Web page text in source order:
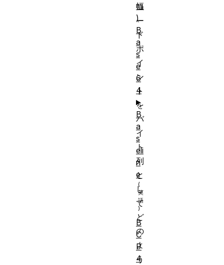
コ
ー
ド
ポ
イ
ン
ト
を
バ
イ
ト
列
と
し
て
ど
の
よ
う
幅
)
B
a
s
e
6
4
B
a
s
eli
n
e
B
C
P
4